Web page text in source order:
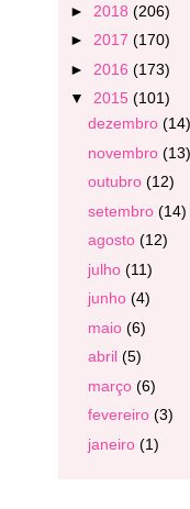
► 2018 (206)
► 2017 (170)
► 2016 (173)
▼ 2015 (101)
dezembro (14)
novembro (13)
outubro (12)
setembro (14)
agosto (12)
julho (11)
junho (4)
maio (6)
abril (5)
março (6)
fevereiro (3)
janeiro (1)